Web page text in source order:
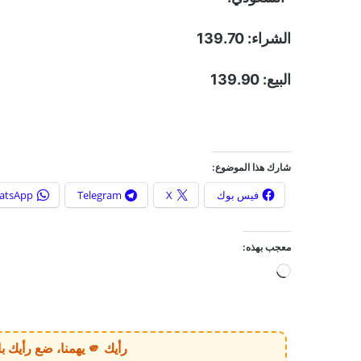
الشراء: 139.70
البيع: 139.90
شارك هذا الموضوع:
فيس بوك X
Telegram
معجب بهذه:
ي
رأيك 🫵 يهمنا، ضع رأيك بالخبر أو الموقع بكل وضوح وصراحة!